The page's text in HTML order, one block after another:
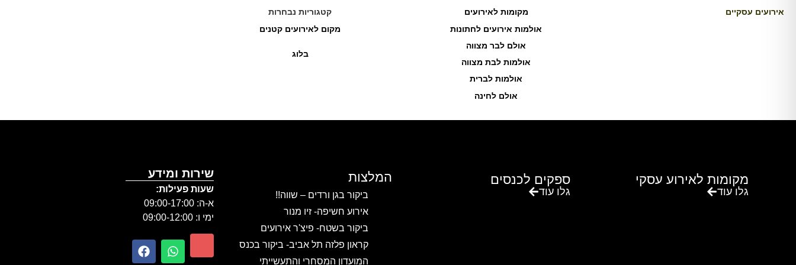
אירועים עסקיים
מקומות לאירועים
אולמות אירועים לחתונות
אולם לבר מצווה
אולמות לבת מצווה
אולמות לברית
אולם לחינה
קטגוריות נבחרות
מקום לאירועים קטנים
בלוג
מקומות לאירוע עסקי
גלו עוד
ספקים לכנסים
גלו עוד
המלצות
ביקור בגן ורדים – שווה!!
אירוע חשיפה- זיו מנור
ביקור בשטח- פיצ'ר אירועים
קראון פלזה תל אביב- ביקור בכנס
המועדון המסחרי והתעשייתי
שירות ומידע
שעות פעילות:
א-ה: 09:00-17:00
ימי ו: 09:00-12:00